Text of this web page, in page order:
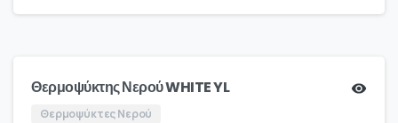
Θερμοψύκτης Νερού WHITE YL
Θερμοψύκτες Νερού